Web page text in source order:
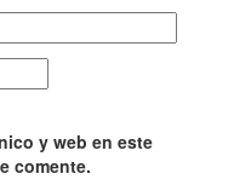
y web en este
comente.